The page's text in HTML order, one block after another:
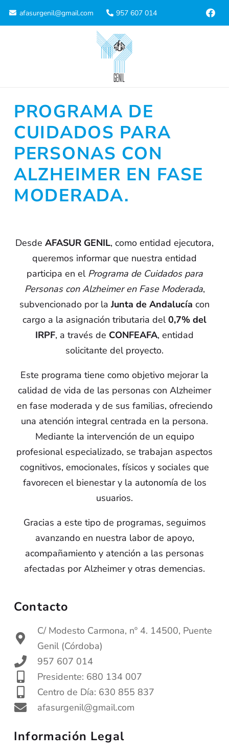
afasurgenil@gmail.com 957 607 014
PROGRAMA DE
CUIDADOS PARA
PERSONAS CON
ALZHEIMER EN FASE
MODERADA.
Desde AFASUR GENIL, como entidad ejecutora,
queremos informar que nuestra entidad
participa en el Programa de Cuidados para
Personas con Alzheimer en Fase Moderada,
subvencionado por laJunta de Andalucía con
cargo a la asignación tributaria del0,7% del
IRPF, a través de CONFEAFA, entidad
solicitante del proyecto.
Este programa tiene como objetivo mejorar la
calidad de vida de las personas con Alzheimer
en fase moderada y de sus familias, ofreciendo
una atención integral centrada en la persona.
Mediante la intervención de un equipo
profesional especializado, se trabajan aspectos
cognitivos, emocionales, físicos y sociales que
favorecen el bienestar y la autonomía de los
usuarios.
Gracias a este tipo de programas, seguimos
avanzando en nuestra labor de apoyo,
acompañamiento y atención a las personas
afectadas por Alzheimer y otras demencias.
Contacto
C/ Modesto Carmona, nº 4. 14500, Puente
Genil (Córdoba)
957 607 014
Presidente: 680 134 007
Centro de Día: 630 855 837
afasurgenil@gmail.com
Información Legal